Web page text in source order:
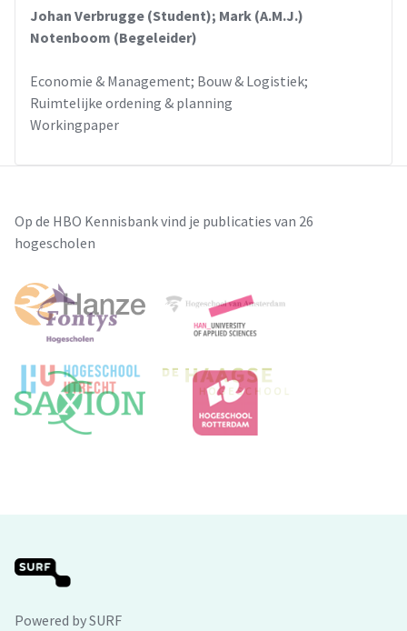
Johan Verbrugge (Student); Mark (A.M.J.)
Notenboom (Begeleider)
Economie & Management; Bouw & Logistiek;
Ruimtelijke ordening & planning
Workingpaper
Op de HBO Kennisbank vind je publicaties van 26
hogescholen
Powered by SURF